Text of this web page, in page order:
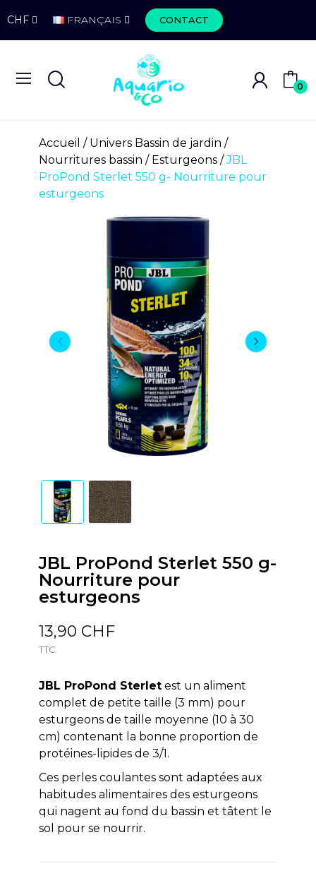
CHF FRANÇAIS CONTACT
0
Accueil
Univers Bassin de jardin
Nourritures bassin
Esturgeons
JBL
ProPond Sterlet 550 g- Nourriture pour
esturgeons
JBL ProPond Sterlet 550 g-
Nourriture pour
esturgeons
13,90 CHF
TTC
JBL ProPond Sterletest un aliment
complet de petite taille (3 mm) pour
esturgeons de taille moyenne (10 à 30
cm) contenant la bonne proportion de
protéines-lipides de 3/1.
Ces perles coulantes sont adaptées aux
habitudes alimentaires des esturgeons
qui nagent au fond du bassin et tâtent le
sol pour se nourrir.